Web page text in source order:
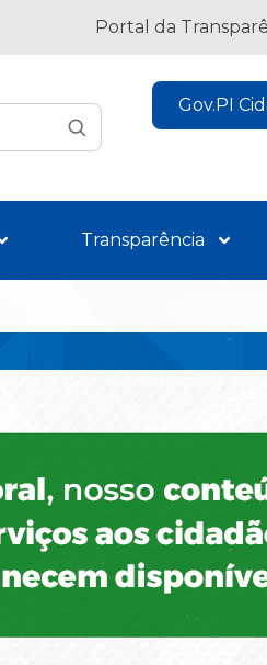
Portal da
Gov.PI
Transparência